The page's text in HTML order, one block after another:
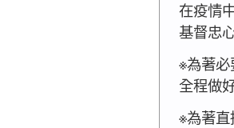
在疫情
基督忠
※為著
全程做
※為著